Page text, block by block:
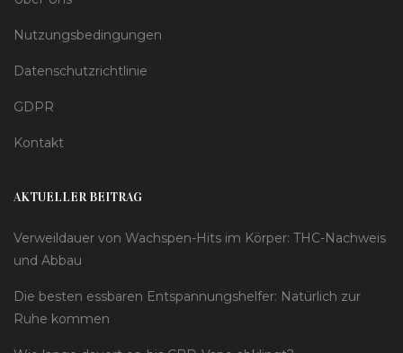
Nutzungsbedingungen
Datenschutzrichtlinie
GDPR
Kontakt
AKTUELLER BEITRAG
Verweildauer von Wachspen-Hits im Körper: THC-Nachweis
und Abbau
Die besten essbaren Entspannungshelfer: Natürlich zur
Ruhe kommen